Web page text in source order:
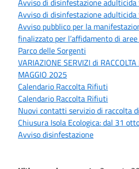
Avviso di disinfestazione
Avviso pubblico per la
finalizzato per l’affidamento di
Parco delle Sorgenti
VARIAZIONE SERVIZI di
MAGGIO 2025
Calendario Raccolta Rifiuti
Calendario Raccolta Rifiuti
Nuovi contatti servizio di raccolta
Chiusura Isola Ecologica: dal 31
Avviso disinfestazione